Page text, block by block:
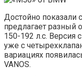
Достойно показали
предлагает разный
150-192 л.с. Версия
уже с
вариациях
VANOS.